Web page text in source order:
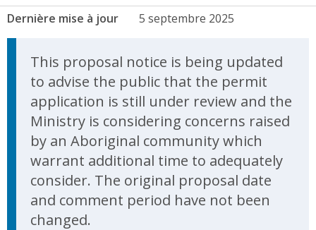
Dernière mise à jour 5 septembre 2025
Update Announcement
This proposal notice is being updated
to advise the public that the permit
application is still under review and the
Ministry is considering concerns raised
by an Aboriginal community which
warrant additional time to adequately
consider. The original proposal date
and comment period have not been
changed.